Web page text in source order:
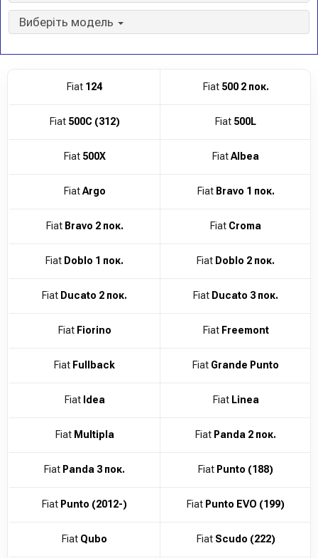
Виберіть модель
Fiat 124 Fiat 500 2 пок.
Fiat 500C (312) Fiat 500L
Fiat 500X FiatAlbea
Fiat Argo Fiat Bravo 1 пок.
Fiat Bravo 2 пок. Fiat Croma
Fiat Doblo 1 пок. Fiat Doblo 2 пок.
Fiat Ducato 2 пок. Fiat Ducato 3 пок.
Fiat Fiorino Fiat Freemont
Fiat Fullback Fiat Grande Punto
Fiat Idea Fiat Linea
Fiat Multipla Fiat Panda 2 пок.
Fiat Panda 3 пок. Fiat Punto (188)
Fiat Punto (2012-) Fiat Punto EVO (199)
Fiat Qubo Fiat Scudo (222)